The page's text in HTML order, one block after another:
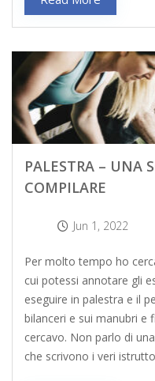
PALESTRA – UNA
COMPILARE
Jun 1, 2022
Per molto tempo ho
cui potessi annotare gli
eseguire in palestra e il
bilanceri e sui manubri e
cercavo. Non parlo di
che scrivono i veri